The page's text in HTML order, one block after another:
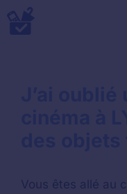
Aller
au
Vous êtes allé au